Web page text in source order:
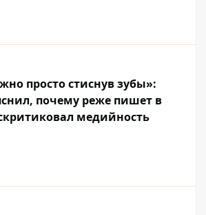
просто стиснув зубы»:
почему реже пишет в
медийность